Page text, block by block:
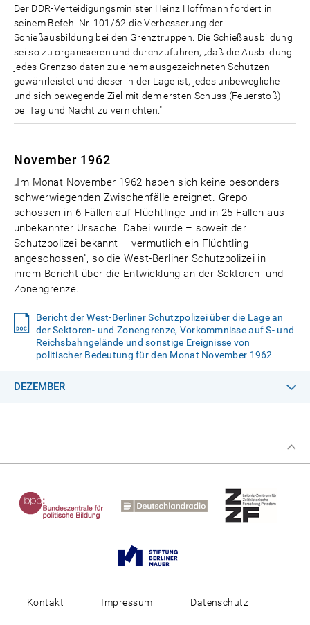
Der DDR-Verteidigungsminister Heinz Hoffmann fordert in
seinem Befehl Nr. 101/62 die Verbesserung der
Schießausbildung bei den Grenztruppen. Die Schießausbildung
sei so zu organisieren und durchzuführen, „daß die Ausbildung
jedes Grenzsoldaten zu einem ausgezeichneten Schützen
gewährleistet und dieser in der Lage ist, jedes unbewegliche
und sich bewegende Ziel mit dem ersten Schuss (Feuerstoß)
bei Tag und Nacht zu vernichten."
November 1962
„Im Monat November 1962 haben sich keine besonders
schwerwiegenden Zwischenfälle ereignet. Grepo
schossen in 6 Fällen auf Flüchtlinge und in 25 Fällen aus
unbekannter Ursache. Dabei wurde – soweit der
Schutzpolizei bekannt – vermutlich ein Flüchtling
angeschossen", so die West-Berliner Schutzpolizei in
ihrem Bericht über die Entwicklung an der Sektoren- und
Zonengrenze.
Bericht der West-Berliner Schutzpolizei über die Lage an
der Sektoren- und Zonengrenze, Vorkommnisse auf S- und
Reichsbahngelände und sonstige Ereignisse von
politischer Bedeutung für den Monat November 1962
DEZEMBER
Kontakt Impressum Datenschutz